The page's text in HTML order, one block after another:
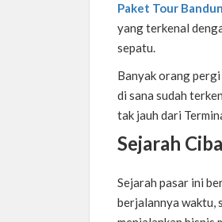
Paket Tour
yang terkenal
sepatu.
Banyak orang
di sana sudah
tak jauh dari
Sejarah
Sejarah pasar ini
berjalannya waktu,